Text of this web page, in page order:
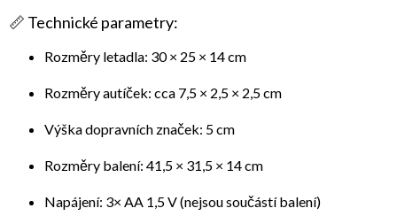
📏 Technické parametry:
Rozměry letadla: 30 × 25 × 14 cm
Rozměry autíček: cca 7,5 × 2,5 × 2,5 cm
Výška dopravních značek: 5 cm
Rozměry balení: 41,5 × 31,5 × 14 cm
Napájení: 3× AA 1,5 V (nejsou součástí balení)